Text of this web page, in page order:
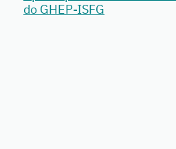
do GHEP-ISFG